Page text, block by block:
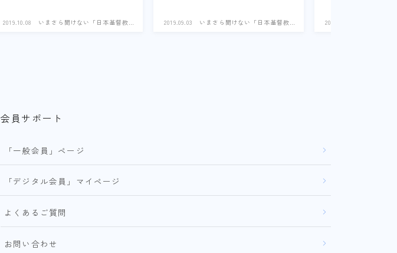
2019.10.08
いまさら聞けない「日本基督教
2019.09.03
いまさら聞けない「日本基督教
2019.03.19
会員サポート
「一般会員」ページ
「デジタル会員」マイページ
よくあるご質問
お問い合わせ